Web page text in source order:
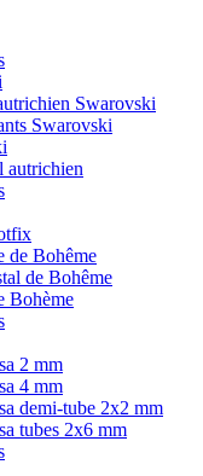
Swarovski
Swarovski
autrichien
de Bohême
de Bohême
Bohème
2 mm
4 mm
demi-tube 2x2 mm
tubes 2x6 mm